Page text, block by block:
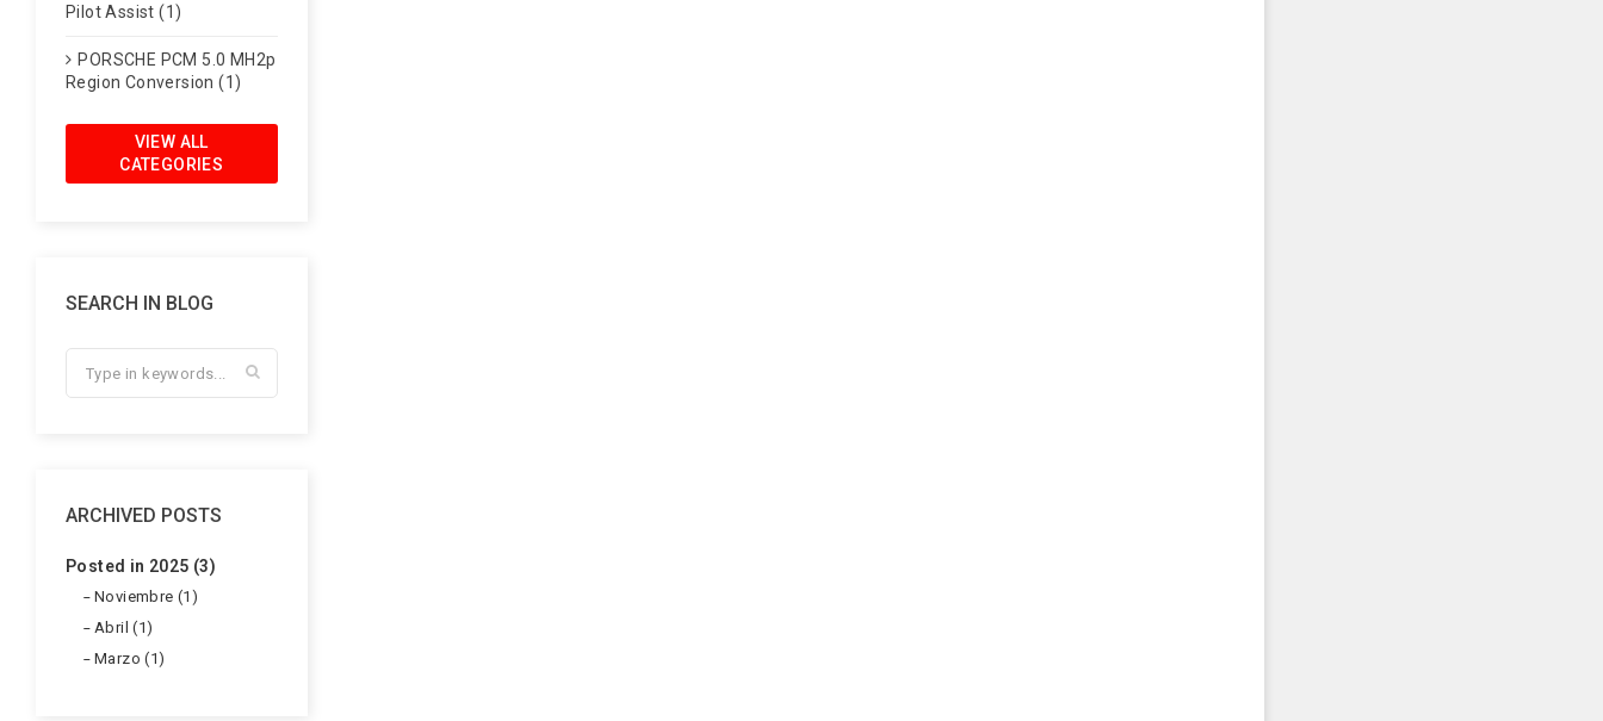
Pilot Assist (1)
PORSCHE PCM 5.0 MH2p
Region Conversion (1)
VIEW ALL
CATEGORIES
SEARCH IN BLOG
ARCHIVED POSTS
Posted in 2025 (3)
Noviembre (1)
Abril (1)
Marzo (1)